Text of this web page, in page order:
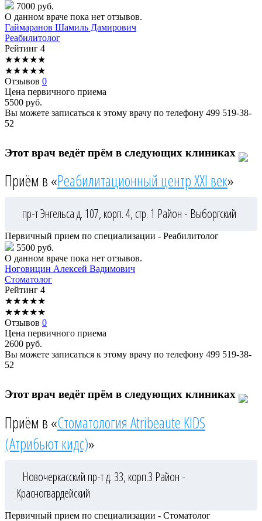
7000 руб.
О данном враче пока нет отзывов.
Гаймаранов Шамиль Дамирович
Реабилитолог
Рейтинг 4
★★★★★
★★★★★
Отзывов 0
Цена первичного приема
5500 руб.
Вы можете записаться к этому врачу по телефону 499 519-38-
52
Этот врач ведёт прём в следующих клиниках
Приём в «Реабилитационный центр XXI век»
пр-т Энгельса д. 107, корп. 4, стр. 1 Район - Выборгский
Первичный прием по специализации - Реабилитолог
5500 руб.
О данном враче пока нет отзывов.
Ноговицин Алексей Вадимович
Стоматолог
Рейтинг 4
★★★★★
★★★★★
Отзывов 0
Цена первичного приема
2600 руб.
Вы можете записаться к этому врачу по телефону 499 519-38-
52
Этот врач ведёт прём в следующих клиниках
Приём в «Стоматология Atribeaute KIDS
(Атрибьют кидс)»
Новочеркасский пр-т д. 33, корп.3 Район -
Красногвардейский
Первичный прием по специализации - Стоматолог